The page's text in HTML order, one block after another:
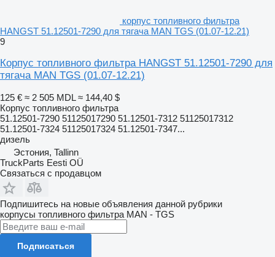
корпус топливного фильтра
HANGST 51.12501-7290 для тягача MAN TGS (01.07-12.21)
9
Корпус топливного фильтра HANGST 51.12501-7290 для
тягача MAN TGS (01.07-12.21)
125 € ≈ 2 505 MDL ≈ 144,40 $
Корпус топливного фильтра
51.12501-7290 51125017290 51.12501-7312 51125017312
51.12501-7324 51125017324 51.12501-7347...
дизель
Эстония, Tallinn
TruckParts Eesti OÜ
Связаться с продавцом
Подпишитесь на новые объявления данной рубрики
корпусы топливного фильтра MAN - TGS
Подписаться